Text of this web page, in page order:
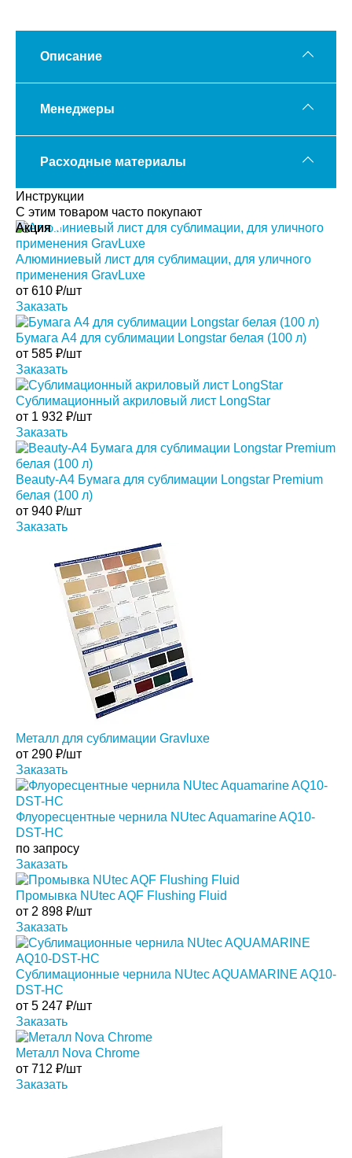
Описание
Менеджеры
Расходные материалы
Инструкции
С этим товаром часто покупают
Алюминиевый лист для сублимации, для уличного
применения GravLuxe
от 610 ₽/шт
Заказать
Бумага А4 для сублимации Longstar белая (100 л)
от 585 ₽/шт
Заказать
Сублимационный акриловый лист LongStar
от 1 932 ₽/шт
Заказать
Beauty-A4 Бумага для сублимации Longstar Premium
белая (100 л)
от 940 ₽/шт
Заказать
Металл для сублимации Gravluxe
от 290 ₽/шт
Заказать
Флуоресцентные чернила NUtec Aquamarine AQ10-
DST-HC
по запросу
Заказать
Промывка NUtec AQF Flushing Fluid
от 2 898 ₽/шт
Заказать
Сублимационные чернила NUtec AQUAMARINE AQ10-
DST-HC
от 5 247 ₽/шт
Заказать
Металл Nova Chrome
от 712 ₽/шт
Заказать
Акция
Акция